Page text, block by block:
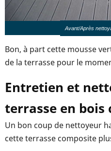
Avant/Après
Bon, à part cette mousse
de la terrasse pour le
Entretien et
terrasse en bois
Un bon coup de nettoyeur
cette terrasse composite